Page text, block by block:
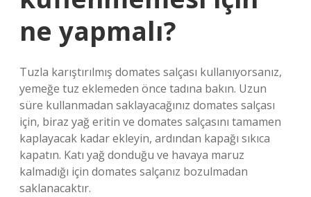
ne yapmalı?
Tuzla karıştırılmış domates salçası kullanıyorsanız,
yemeğe tuz eklemeden önce tadına bakın. Uzun
süre kullanmadan saklayacağınız domates salçası
için, biraz yağ eritin ve domates salçasını tamamen
kaplayacak kadar ekleyin, ardından kapağı sıkıca
kapatın. Katı yağ donduğu ve havaya maruz
kalmadığı için domates salçanız bozulmadan
saklanacaktır.